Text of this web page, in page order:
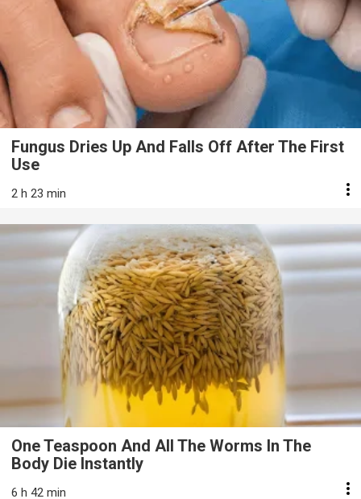
Fungus Dries Up And Falls Off After The First
Use
2 h 23 min
One Teaspoon And All The Worms In The
Body Die Instantly
6 h 42 min